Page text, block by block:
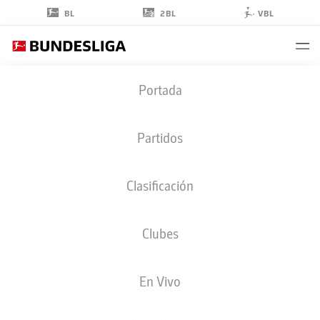
BL 2BL VBL
Portada
Partidos
Clasificación
Clubes
En Vivo